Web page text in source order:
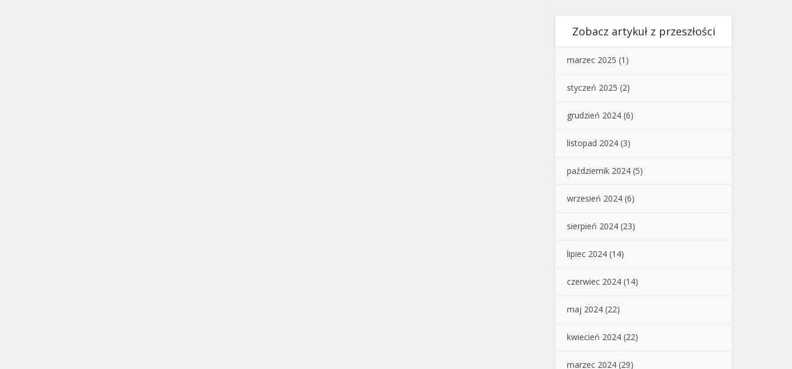
Zobacz artykuł z przeszłości
marzec 2025 (1)
styczeń 2025 (2)
grudzień 2024 (6)
listopad 2024 (3)
październik 2024 (5)
wrzesień 2024 (6)
sierpień 2024 (23)
lipiec 2024 (14)
czerwiec 2024 (14)
maj 2024 (22)
kwiecień 2024 (22)
marzec 2024 (29)